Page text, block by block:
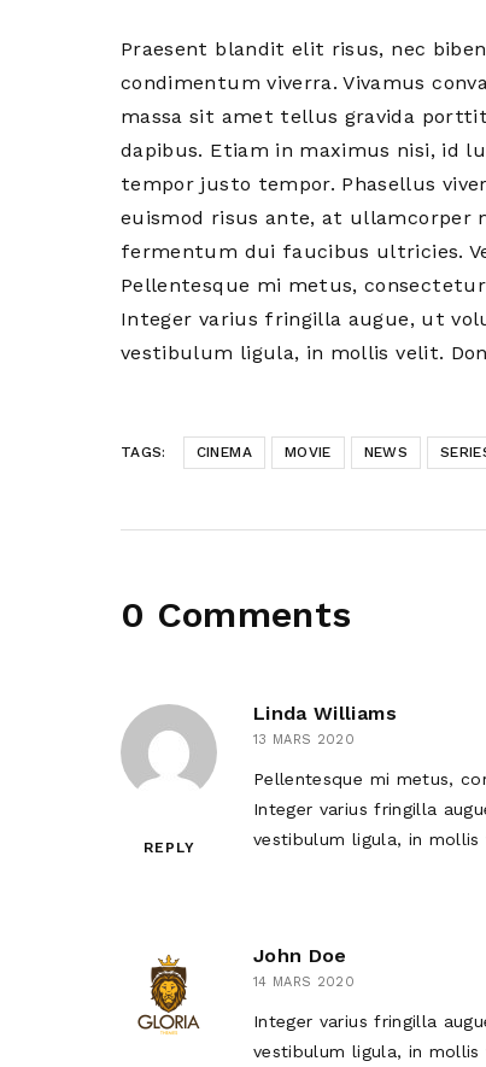
Praesent blandit elit risus, nec
condimentum viverra. Vivamus
massa sit amet tellus gravida
dapibus. Etiam in maximus nisi, id
tempor justo tempor. Phasellus
euismod risus ante, at ullamcorper
fermentum dui faucibus ultricies.
Pellentesque mi metus,
Integer varius fringilla augue, ut
vestibulum ligula, in mollis velit.
TAGS: CINEMA MOVIE NEWS
0 Comments
REPLY
Linda Williams
13 MARS 2020
Pellentesque mi metus,
Integer varius fringilla
vestibulum ligula, in mollis
John Doe
14 MARS 2020
Integer varius fringilla
vestibulum ligula, in